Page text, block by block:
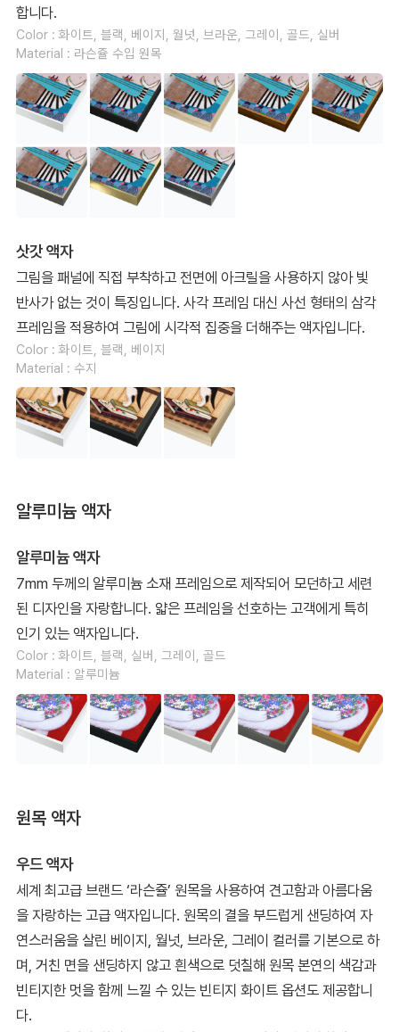
합니다.
Color : 화이트, 블랙, 베이지, 월넛, 브라운, 그레이, 골드, 실버
Material : 라슨쥴 수입 원목
삿갓 액자
그림을 패널에 직접 부착하고 전면에 아크릴을 사용하지 않아 빛
반사가 없는 것이 특징입니다. 사각 프레임 대신 사선 형태의 삼각
프레임을 적용하여 그림에 시각적 집중을 더해주는 액자입니다.
Color : 화이트, 블랙, 베이지
Material : 수지
알루미늄 액자
알루미늄 액자
7mm 두께의 알루미늄 소재 프레임으로 제작되어 모던하고 세련
된 디자인을 자랑합니다. 얇은 프레임을 선호하는 고객에게 특히
인기 있는 액자입니다.
Color : 화이트, 블랙, 실버, 그레이, 골드
Material : 알루미늄
원목 액자
우드 액자
세계 최고급 브랜드 ‘라슨쥴’ 원목을 사용하여 견고함과 아름다움
을 자랑하는 고급 액자입니다. 원목의 결을 부드럽게 샌딩하여 자
연스러움을 살린 베이지, 월넛, 브라운, 그레이 컬러를 기본으로 하
며, 거친 면을 샌딩하지 않고 흰색으로 덧칠해 원목 본연의 색감과
빈티지한 멋을 함께 느낄 수 있는 빈티지 화이트 옵션도 제공합니
다.